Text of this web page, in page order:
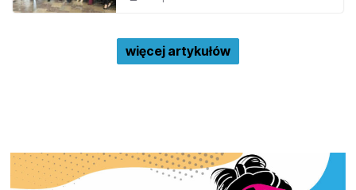
więcej artykułów